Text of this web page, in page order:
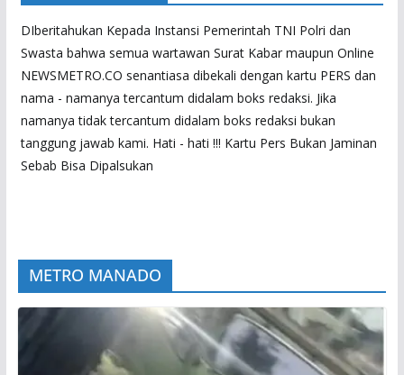
DIberitahukan Kepada Instansi Pemerintah TNI Polri dan
Swasta bahwa semua wartawan Surat Kabar maupun Online
NEWSMETRO.CO senantiasa dibekali dengan kartu PERS dan
nama - namanya tercantum didalam boks redaksi. Jika
namanya tidak tercantum didalam boks redaksi bukan
tanggung jawab kami. Hati - hati !!! Kartu Pers Bukan Jaminan
Sebab Bisa Dipalsukan
METRO MANADO